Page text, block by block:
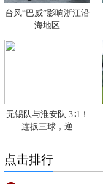
台风“巴威”影响浙江沿
海地区
无锡队与淮安队 3∶1！
连扳三球，逆
点击排行